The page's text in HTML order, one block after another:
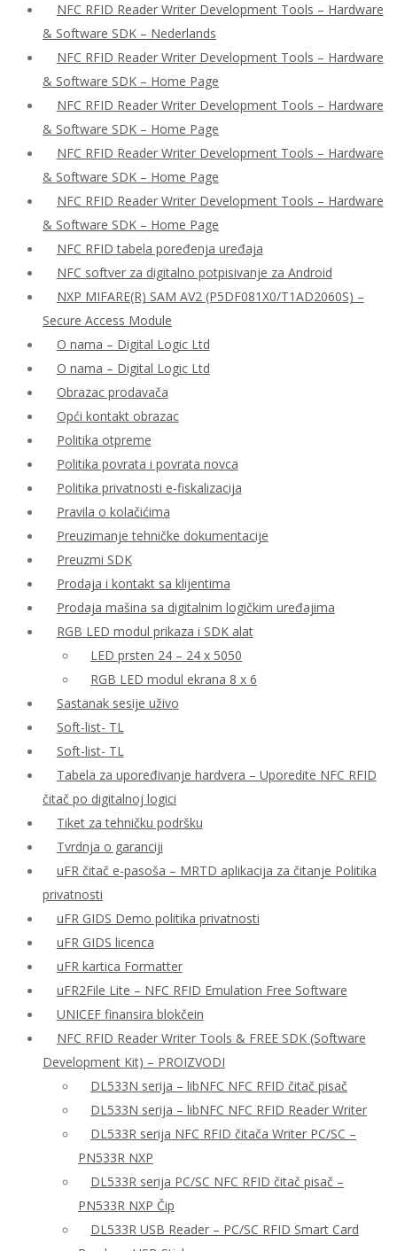
NFC RFID Reader Writer Development Tools – Hardware
& Software SDK – Nederlands
NFC RFID Reader Writer Development Tools – Hardware
& Software SDK – Home Page
NFC RFID Reader Writer Development Tools – Hardware
& Software SDK – Home Page
NFC RFID Reader Writer Development Tools – Hardware
& Software SDK – Home Page
NFC RFID Reader Writer Development Tools – Hardware
& Software SDK – Home Page
NFC RFID tabela poređenja uređaja
NFC softver za digitalno potpisivanje za Android
NXP MIFARE(R) SAM AV2 (P5DF081X0/T1AD2060S) –
Secure Access Module
O nama – Digital Logic Ltd
O nama – Digital Logic Ltd
Obrazac prodavača
Opći kontakt obrazac
Politika otpreme
Politika povrata i povrata novca
Politika privatnosti e-fiskalizacija
Pravila o kolačićima
Preuzimanje tehničke dokumentacije
Preuzmi SDK
Prodaja i kontakt sa klijentima
Prodaja mašina sa digitalnim logičkim uređajima
RGB LED modul prikaza i SDK alat
LED prsten 24 – 24 x 5050
RGB LED modul ekrana 8 x 6
Sastanak sesije uživo
Soft-list- TL
Soft-list- TL
Tabela za upoređivanje hardvera – Uporedite NFC RFID
čitač po digitalnoj logici
Tiket za tehničku podršku
Tvrdnja o garanciji
uFR čitač e-pasoša – MRTD aplikacija za čitanje Politika
privatnosti
uFR GIDS Demo politika privatnosti
uFR GIDS licenca
uFR kartica Formatter
uFR2File Lite – NFC RFID Emulation Free Software
UNICEF finansira blokčein
NFC RFID Reader Writer Tools & FREE SDK (Software
Development Kit) – PROIZVODI
DL533N serija – libNFC NFC RFID čitač pisač
DL533N serija – libNFC NFC RFID Reader Writer
DL533R serija NFC RFID čitača Writer PC/SC –
PN533R NXP
DL533R serija PC/SC NFC RFID čitač pisač –
PN533R NXP Čip
DL533R USB Reader – PC/SC RFID Smart Card